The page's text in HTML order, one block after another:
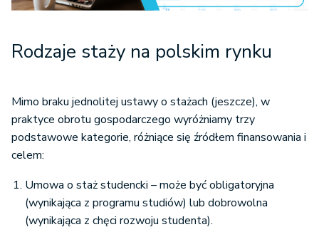
Rodzaje staży na polskim rynku
Mimo braku jednolitej ustawy o stażach (jeszcze), w
praktyce obrotu gospodarczego wyróżniamy trzy
podstawowe kategorie, różniące się źródłem finansowania i
celem:
Umowa o staż studencki – może być obligatoryjna
(wynikająca z programu studiów) lub dobrowolna
(wynikająca z chęci rozwoju studenta).